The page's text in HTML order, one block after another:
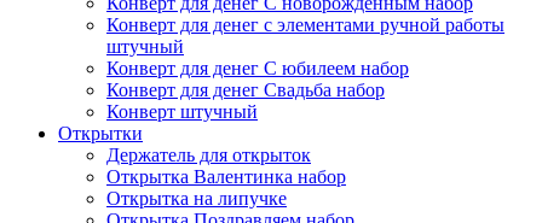
Конверт для денег с элементами ручной работы
штучный
Конверт для денег С юбилеем набор
Конверт для денег Свадьба набор
Конверт штучный
Открытки
Держатель для открыток
Открытка Валентинка набор
Открытка на липучке